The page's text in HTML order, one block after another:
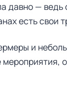
давно —
есть
и